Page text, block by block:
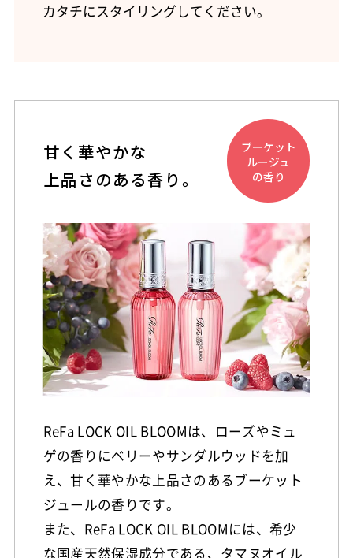
カタチにスタイリングしてください。
ブーケット
ルージュ
の香り
甘く華やかな
上品さのある香り。
ReFa LOCK OIL BLOOMは、ローズやミュ
ゲの香りにベリーやサンダルウッドを加
え、甘く華やかな上品さのあるブーケット
ジュールの香りです。
また、ReFa LOCK OIL BLOOMには、希少
な国産天然保湿成分である、タマヌオイル